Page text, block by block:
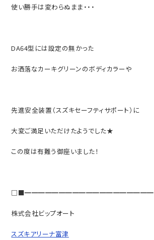
使い勝手は変わらぬまま・・・
DA64型には設定の無かった
お洒落なカーキグリーンのボディカラーや
先進安全装置（スズキセーフティサポート）に
大変ご満足いただけたようでした★
この度は有難う御座いました！
□■━━━━━━━━━━━━━━━━━━━
株式会社ビップオート
スズキアリーナ富津